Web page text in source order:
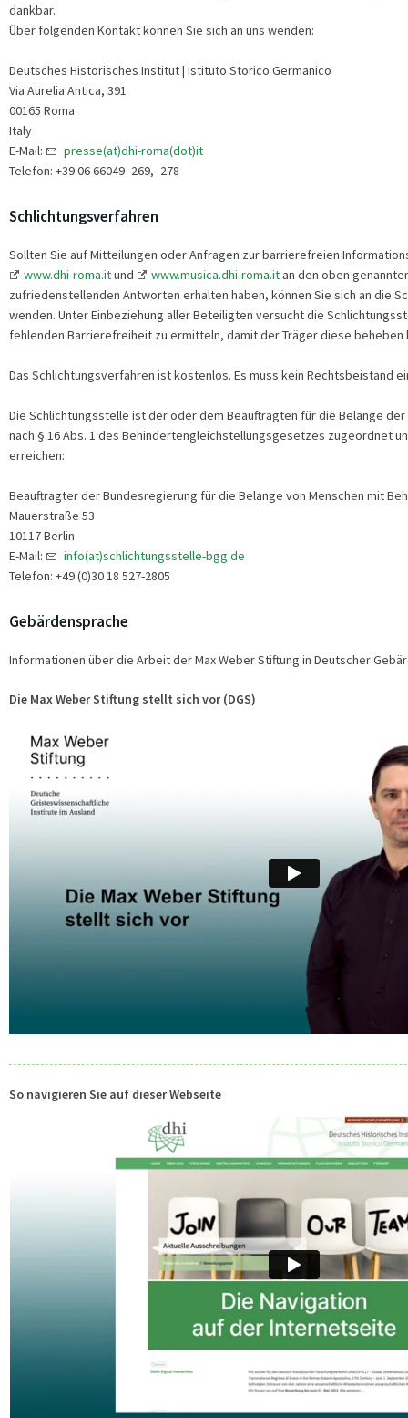
dankbar.
Über folgenden Kontakt können Sie sich an uns wenden:
Deutsches Historisches Institut | Istituto Storico Germanico
Via Aurelia Antica, 391
00165 Roma
Italy
E-Mail:
presse(at)dhi-roma(dot)it
Telefon: +39 06 66049 -269, -278
Schlichtungsverfahren
Sollten Sie auf Mitteilungen oder Anfragen zur barrierefreien
www.dhi-roma.itund www.musica.dhi-roma.it an den oben
zufriedenstellenden Antworten erhalten haben, können Sie sich an die
wenden. Unter Einbeziehung aller Beteiligten versucht die
fehlenden Barrierefreiheit zu ermitteln, damit der Träger diese beheben
Das Schlichtungsverfahren ist kostenlos. Es muss kein Rechtsbeistand
Die Schlichtungsstelle ist der oder dem Beauftragten für die Belange
nach § 16 Abs. 1 des Behindertengleichstellungsgesetzes zugeordnet
erreichen:
Beauftragter der Bundesregierung für die Belange von Menschen mit
Mauerstraße 53
10117 Berlin
E-Mail:
info(at)schlichtungsstelle-bgg.de
Telefon: +49 (0)30 18 527-2805
Gebärdensprache
Informationen über die Arbeit der Max Weber Stiftung in Deutscher
Die Max Weber Stiftung stellt sich vor (DGS)
So navigieren Sie auf dieser Webseite